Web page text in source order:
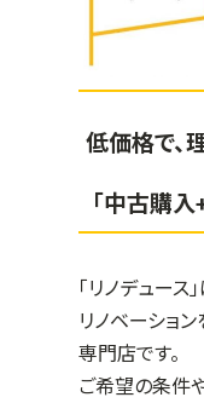
低価格で、
「中古購入
「リノデュー
リノベーショ
専門店です。
ご希望の条件